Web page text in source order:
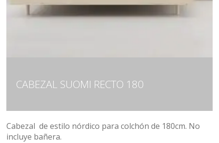
CABEZAL SUOMI RECTO 180
Cabezal de estilo nórdico para colchón de 180cm. No
incluye bañera.